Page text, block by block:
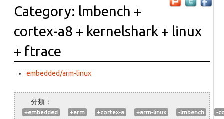
隨機頁面
最近活動
上傳檔案
登入 / 註冊帳號
Category: lmbench +
cortex-a8 + kernelshark + linux
+ ftrace
embedded/arm-linux
+embedded +arm +cortex-a +arm-linux -lmbench -